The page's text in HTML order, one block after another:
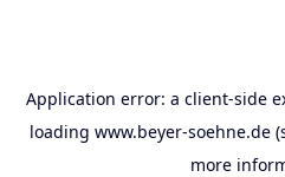
Application error: a client-side
loading www.beyer-soehne.de
more